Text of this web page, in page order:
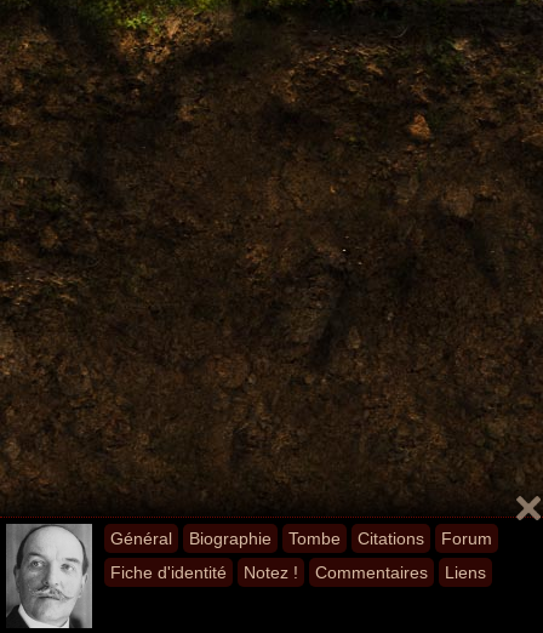
Général Biographie Tombe Citations
Forum
Fiche d'identité
Notez ! Commentaires Liens